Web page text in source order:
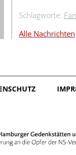
Schlagworte:
Alle Nachrichten